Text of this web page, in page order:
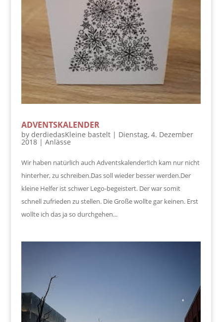
ADVENTSKALENDER
by derdiedasKleine bastelt| Dienstag, 4. Dezember
2018| Anlässe
Wir haben natürlich auch Adventskalender!Ich kam nur nicht
hinterher, zu schreiben.Das soll wieder besser werden.Der
kleine Helfer ist schwer Lego-begeistert. Der war somit
schnell zufrieden zu stellen. Die Große wollte gar keinen. Erst
wollte ich das ja so durchgehen...